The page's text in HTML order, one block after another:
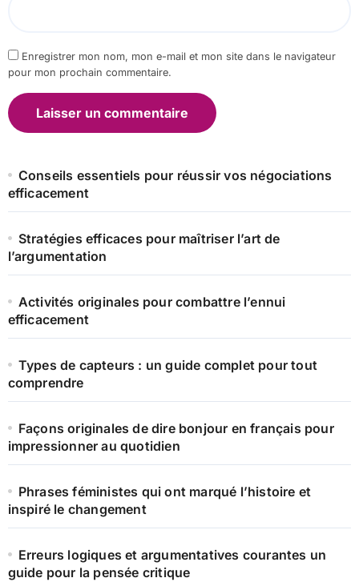
Enregistrer mon nom, mon e-mail et mon site dans le navigateur
pour mon prochain commentaire.
Conseils essentiels pour réussir vos négociations
efficacement
Stratégies efficaces pour maîtriser l’art de
l’argumentation
Activités originales pour combattre l’ennui
efficacement
Types de capteurs : un guide complet pour tout
comprendre
Façons originales de dire bonjour en français pour
impressionner au quotidien
Phrases féministes qui ont marqué l’histoire et
inspiré le changement
Erreurs logiques et argumentatives courantes un
guide pour la pensée critique